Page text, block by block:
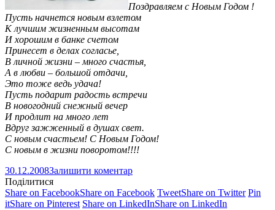
Поздравляем с Новым Годом !
Пусть начнется новым взлетом
К лучшим жизненным высотам
И хорошим в банке счетом
Принесет в делах согласье,
В личной жизни – много счастья,
А в любви – большой отдачи,
Это тоже ведь удача!
Пусть подарит радость встречи
В новогодний снежный вечер
И продлит на много лет
Вдруг зажженный в душах свет.
С новым счастьем! С Новым Годом!
С новым в жизни поворотом!!!!
30.12.2008Залишити коментар
Поділитися
Share on FacebookShare on Facebook TweetShare on Twitter Pin
itShare on Pinterest Share on LinkedInShare on LinkedIn